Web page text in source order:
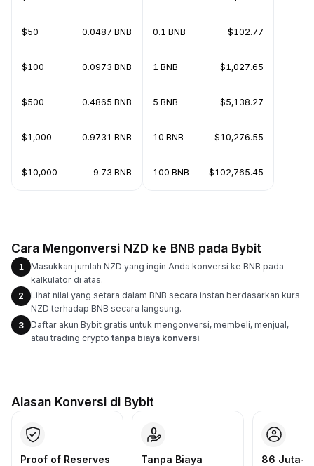
$50 0.0487 BNB
$100 0.0973 BNB
$500 0.4865 BNB
$1,000 0.9731 BNB
$10,000 9.73 BNB
0.1 BNB $102.77
1 BNB $1,027.65
5 BNB $5,138.27
10 BNB $10,276.55
100 BNB $102,765.45
Cara Mengonversi NZD ke BNB pada Bybit
1
Masukkan jumlah NZD yang ingin Anda konversi ke BNB pada
kalkulator di atas.
2
Lihat nilai yang setara dalam BNB secara instan berdasarkan kurs
NZD terhadap BNB secara langsung.
3
Daftar akun Bybit gratis untuk mengonversi, membeli, menjual,
atau trading crypto tanpa biaya konversi.
Alasan Konversi di Bybit
Proof of Reserves
Tanpa Biaya
86 Juta+